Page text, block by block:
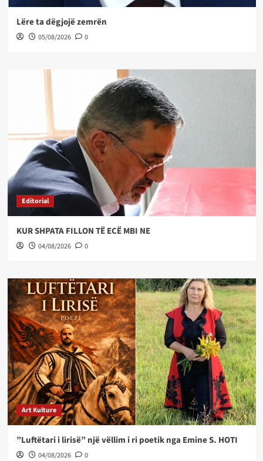
Lëre ta dëgjojë zemrën
05/08/2026 0
Editorial
KUR SHPATA FILLON TË ECË MBI NE
04/08/2026 0
Art Kulture
”Luftëtari i lirisë” një vëllim i ri poetik nga Emine S. HOTI
04/08/2026 0